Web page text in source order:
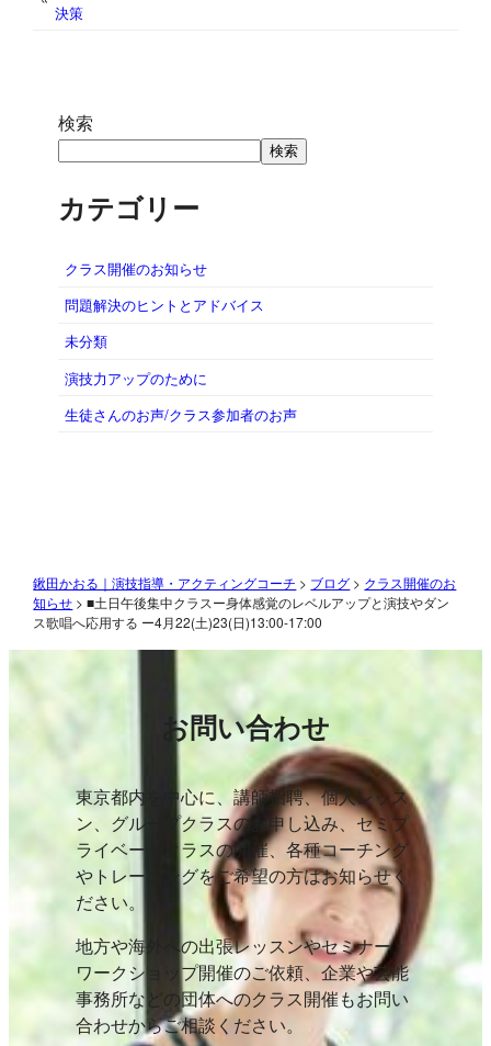
決策
検索
検索
カテゴリー
クラス開催のお知らせ
問題解決のヒントとアドバイス
未分類
演技力アップのために
生徒さんのお声/クラス参加者のお声
鍬田かおる｜演技指導・アクティングコーチ > ブログ > クラス開催のお
知らせ >■土日午後集中クラスー身体感覚のレベルアップと演技やダン
ス歌唱へ応用する ー4月22(土)23(日)13:00-17:00
お問い合わせ
東京都内を中心に、講師招聘、個人レッス
ン、グループクラスのお申し込み、セミプ
ライベートクラスの開催、各種コーチング
やトレーニングをご希望の方はお知らせく
ださい。
地方や海外への出張レッスンやセミナー、
ワークショップ開催のご依頼、企業や芸能
事務所などの団体へのクラス開催もお問い
合わせからご相談ください。